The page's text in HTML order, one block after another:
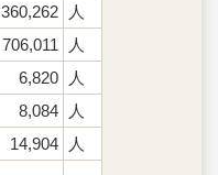
360,262
人
706,011 人
6,820
人
8,084
人
14,904
人